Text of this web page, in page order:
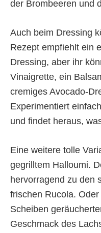
der Brombeeren und
Auch beim Dressing
Rezept empfiehlt ein
Dressing, aber ihr
Vinaigrette, ein
cremiges Avocado-
Experimentiert
und findet heraus,
Eine weitere tolle
gegrilltem Halloumi.
hervorragend zu den
frischen Rucola.
Scheiben
Geschmack des